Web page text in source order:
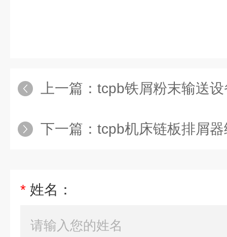
上一篇： tcpb铁屑粉末输送设
下一篇： tcpb机床链板排屑器
* 姓名：